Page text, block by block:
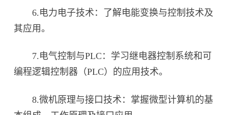
6.电力电子技术：了解电能变换与控制技术及
其应用。
7.电气控制与PLC：学习继电器控制系统和可
编程逻辑控制器（PLC）的应用技术。
8.微机原理与接口技术：掌握微型计算机的基